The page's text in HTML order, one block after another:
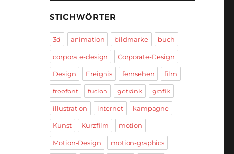
STICHWÖRTER
3d animation bildmarke buch
corporate-design Corporate-Design
Design Ereignis fernsehen film
freefont fusion getränk grafik
illustration internet kampagne
Kunst Kurzfilm motion
Motion-Design motion-graphics